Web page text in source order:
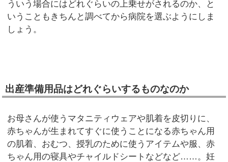
ういう場合にはどれぐらいの上乗せがされるのか、と
いうこともきちんと調べてから病院を選ぶようにしま
しょう。
出産準備用品はどれぐらいするものなのか
お母さんが使うマタニティウェアや肌着を皮切りに、
赤ちゃんが生まれてすぐに使うことになる赤ちゃん用
の肌着、おむつ、授乳のために使うアイテムや服、赤
ちゃん用の寝具やチャイルドシートなどなど……。妊